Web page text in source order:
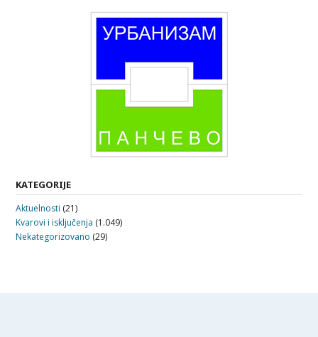
KATEGORIJE
Aktuelnosti (21)
Kvarovi i isključenja (1.049)
Nekategorizovano (29)